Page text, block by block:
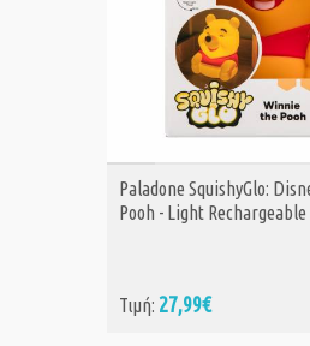
ΑΓΟΡΑ
Paladone SquishyGlo:
Pooh - Light Rechargeable
Τιμή: 27,99€